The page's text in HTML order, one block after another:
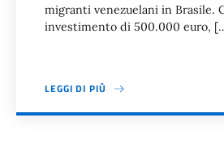
migranti venezuelani in Brasile.
investimento di 500.000 euro,
LEGGI DI PIÙ